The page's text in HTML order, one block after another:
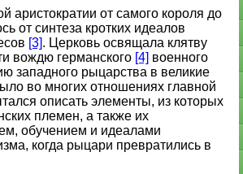
аристократии от самого короля до
от синтеза кротких идеалов
[3]. Церковь освящала клятву
вождю германского [4] военного
западного рыцарства в великие
во многих отношениях главной
описать элементы, из которых
племен, а также их
обучением и идеалами
когда рыцари превратились в